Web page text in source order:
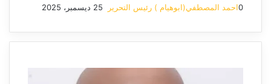
احمد المصطفي(ابوهيام ) رئيس التحرير
أرسل
إلكترونيا
25 ديسمبر، 2025 0